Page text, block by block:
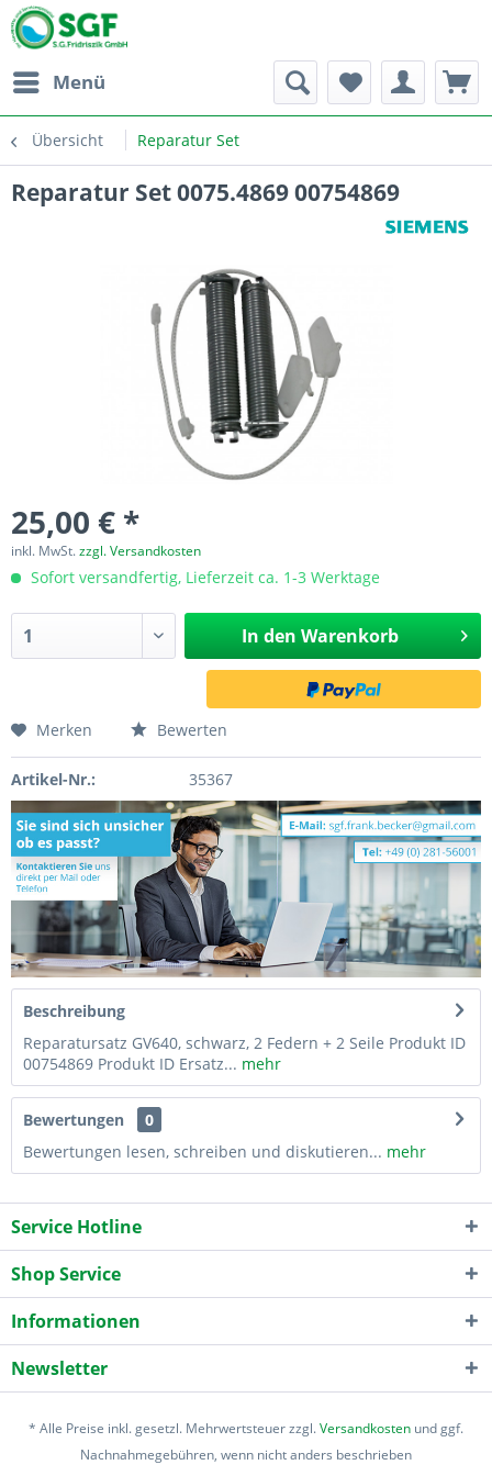
Menü
Übersicht Reparatur Set
Reparatur Set 0075.4869 00754869
25,00 € *
inkl. MwSt.zzgl. Versandkosten
Sofort versandfertig, Lieferzeit ca. 1-3 Werktage
In den Warenkorb
Merken Bewerten
Artikel-Nr.: 35367
Beschreibung
Reparatursatz GV640, schwarz, 2 Federn + 2 Seile Produkt ID
00754869 Produkt ID Ersatz... mehr
Bewertungen
0
Bewertungen lesen, schreiben und diskutieren... mehr
Service Hotline
Shop Service
Informationen
Newsletter
* Alle Preise inkl. gesetzl. Mehrwertsteuer zzgl.Versandkosten und ggf.
Nachnahmegebühren, wenn nicht anders beschrieben